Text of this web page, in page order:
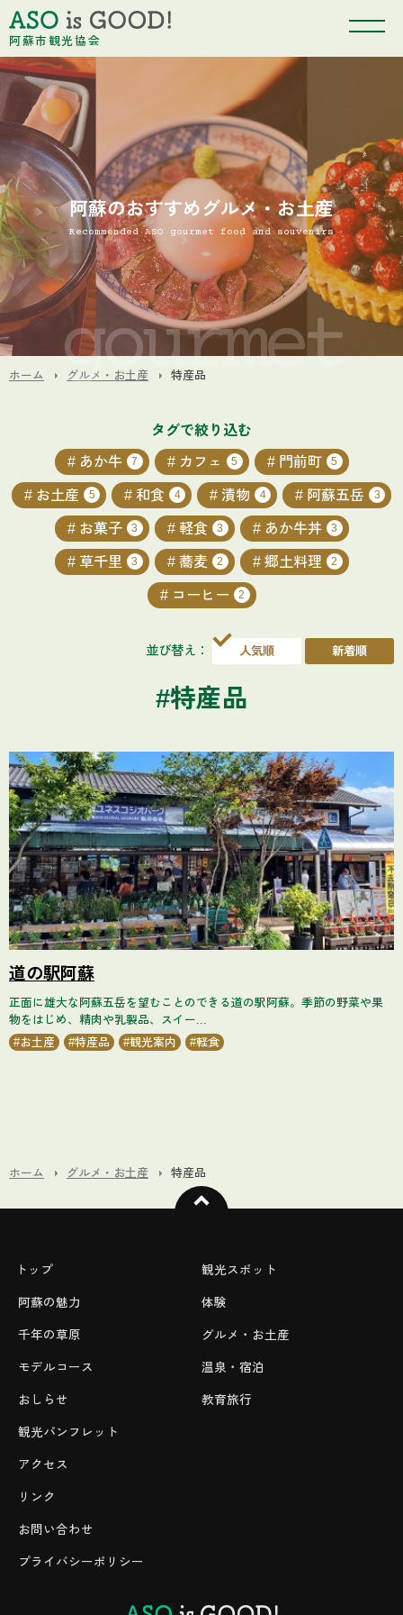
阿蘇市観光協会
阿蘇のおすすめグルメ・お土産
Recommended ASO gourmet food and souvenirs
ホーム グルメ・お土産 特産品
タグで絞り込む
あか牛 7 カフェ 5 門前町 5
お土産 5 和食 4 漬物 4 阿蘇五岳 3
お菓子 3 軽食 3 あか牛丼 3
草千里 3 蕎麦 2 郷土料理 2
コーヒー 2
並び替え：
#特産品
道の駅阿蘇
正面に雄大な阿蘇五岳を望むことのできる道の駅阿蘇。季節の野菜や果
物をはじめ、精肉や乳製品、スイー...
お土産
特産品 観光案内 軽食
ホーム グルメ・お土産 特産品
トップ
阿蘇の魅力
千年の草原
モデルコース
おしらせ
観光スポット
体験
グルメ・お土産
温泉・宿泊
教育旅行
観光パンフレット
アクセス
リンク
お問い合わせ
プライバシーポリシー